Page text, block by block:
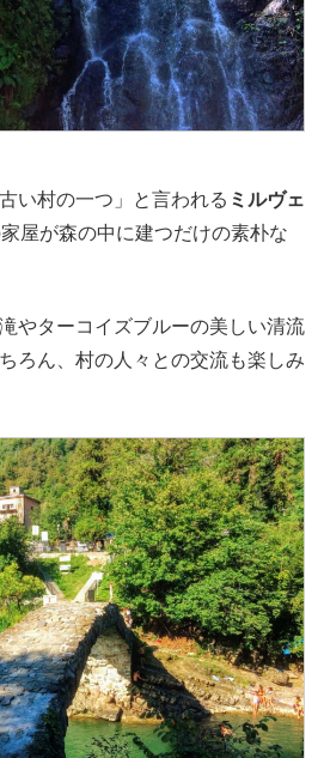
い村の一つ」と言われる ミルヴェ
屋が森の中に建つだけの素朴な
やターコイズブルーの美しい清流
ろん、村の人々との交流も楽しみ